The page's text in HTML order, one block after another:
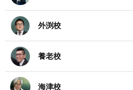
外渕校
養老校
海津校